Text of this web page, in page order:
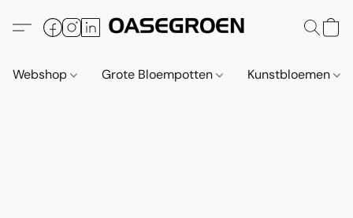
Webshop Grote Bloempotten Kunstbloemen